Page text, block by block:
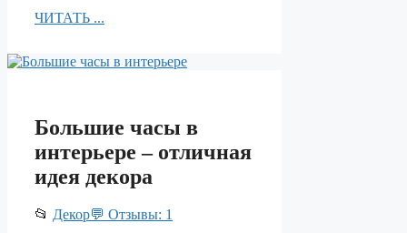
ЧИТАТЬ ...
Большие часы в
интерьере – отличная
идея декора
📂 Декор💬 Отзывы: 1